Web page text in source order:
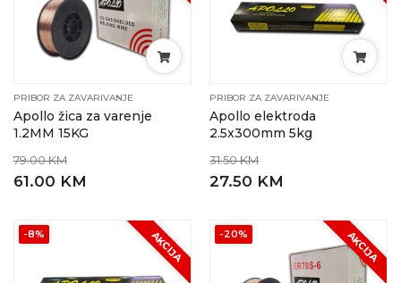
PRIBOR ZA ZAVARIVANJE
Apollo žica za varenje
1.2MM 15KG
79.00 KM
61.00 KM
PRIBOR ZA ZAVARIVANJE
Apollo elektroda
2.5x300mm 5kg
31.50 KM
27.50 KM
-8% AKCIJA -20% AKCIJA